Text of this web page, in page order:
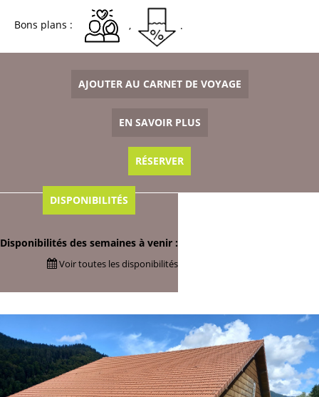
Bons plans :
AJOUTER AU CARNET DE VOYAGE
EN SAVOIR PLUS
RÉSERVER
DISPONIBILITÉS
Disponibilités des semaines à venir :
Voir toutes les disponibilités